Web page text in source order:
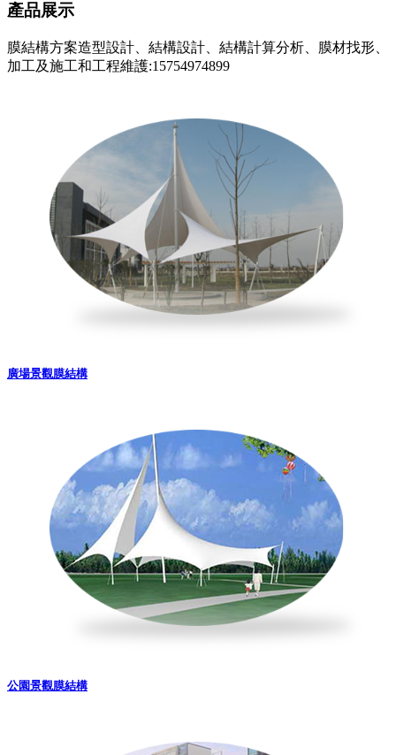
產品展示
膜結構方案造型設計、結構設計、結構計算分析、膜材找形、
加工及施工和工程維護:15754974899
廣場景觀膜結構
公園景觀膜結構